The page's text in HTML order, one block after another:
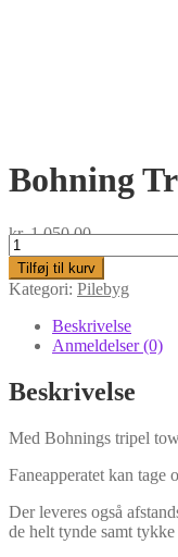
Bohning
kr.1.050,00
Bohning
Tripel
tower
antal
Tilføj til kurv
Kategori: Pilebyg
Beskrivelse
Anmeldelser (0)
Beskrivelse
Med Bohnings tripel
Faneapperatet kan
Der leveres også
de helt tynde samt tykke